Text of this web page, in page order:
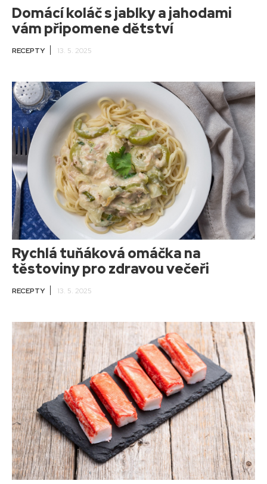
Domácí koláč s jablky a jahodami
vám připomene dětství
RECEPTY 13. 5. 2025
Rychlá tuňáková omáčka na
těstoviny pro zdravou večeři
RECEPTY 13. 5. 2025